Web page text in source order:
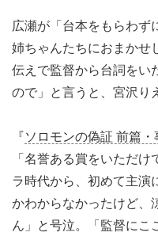
広瀬が「台本をもらわず
姉ちゃんたちにおまかせ
伝えで監督から台詞をい
ので」と言うと、宮沢り
『ソロモンの偽証 前篇・
「名誉ある賞をいただ
ラ時代から、初めて主演
かわからなかったけど
ん」と号泣。「監督にこ